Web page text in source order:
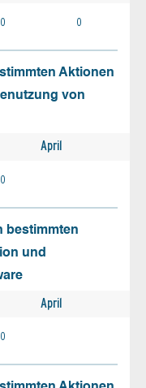
0 0
Aktionen
von
April
0
bestimmten
und
April
0